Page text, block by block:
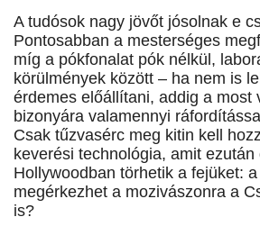
A tudósok nagy jövőt jósolnak e
Pontosabban a mesterséges
míg a pókfonalat pók nélkül,
körülmények között – ha nem is
érdemes előállítani, addig a most
bizonyára valamennyi
Csak tűzvasérc meg kitin kell
keverési technológia, amit ezután
Hollywoodban törhetik a fejüket:
megérkezhet a mozivászonra a
is?